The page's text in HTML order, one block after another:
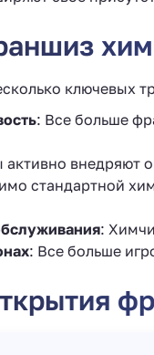
ключевых
: Все больше
внедряют
стандартной
:
: Все больше